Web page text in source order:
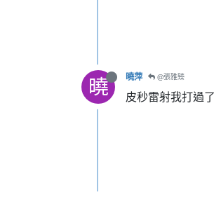
曉 曉萍 @張雅臻
皮秒雷射我打過